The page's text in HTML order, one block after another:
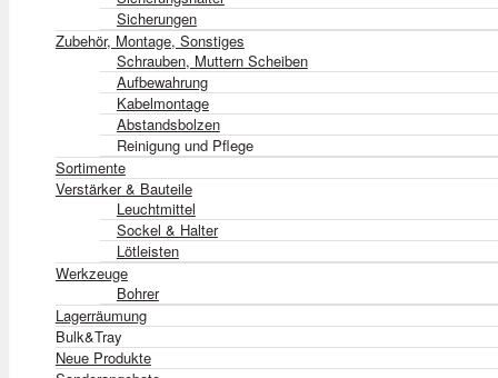
Sicherungen
Zubehör, Montage, Sonstiges
Schrauben, Muttern Scheiben
Aufbewahrung
Kabelmontage
Abstandsbolzen
Reinigung und Pflege
Sortimente
Verstärker & Bauteile
Leuchtmittel
Sockel & Halter
Lötleisten
Werkzeuge
Bohrer
Lagerräumung
Bulk&Tray
Neue Produkte